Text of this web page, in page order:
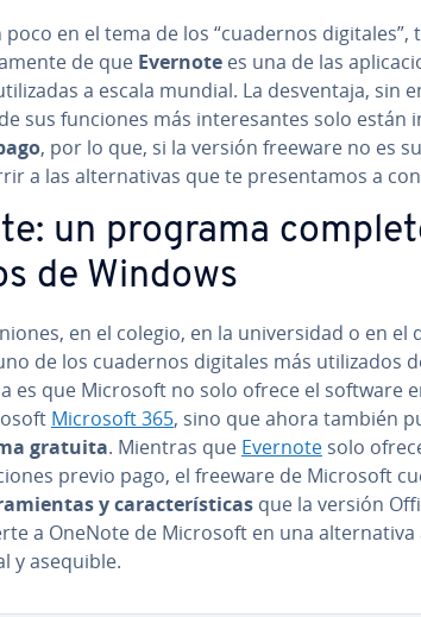
poco en el tema de los “cuadernos digitales”,
de que Evernote es una de las
a escala mundial. La de­s­ve­n­ta­ja, sin
sus funciones más in­te­re­sa­n­tes solo están
, por lo que, si la versión freeware no es
a las al­te­r­na­ti­vas que te pre­se­n­ta­mos a
un programa
de Windows
en el colegio, en la uni­ve­r­si­dad o en el
de los cuadernos digitales más uti­li­za­dos
es que Microsoft no solo ofrece el software
Microsoft 365, sino que ahora también
gratuita. Mientras que Evernote solo
previo pago, el freeware de Microsoft
y ca­ra­c­te­rí­s­ti­cas que la versión
a OneNote de Microsoft en una al­te­r­na­ti­va
y asequible.